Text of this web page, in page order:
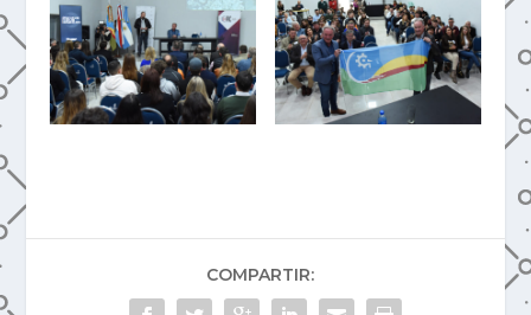
COMPARTIR: